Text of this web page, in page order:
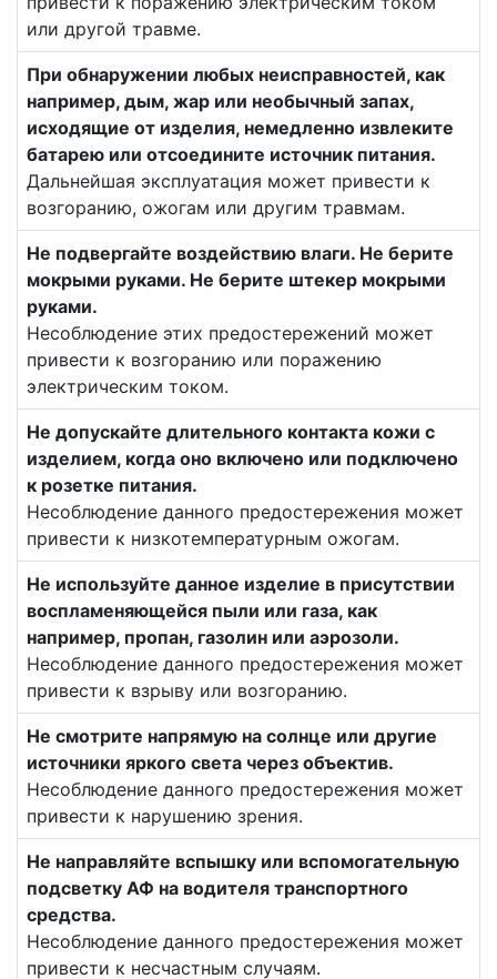
или другой травме.
При обнаружении любых неисправностей, как
например, дым, жар или необычный запах,
исходящие от изделия, немедленно извлеките
батарею или отсоедините источник питания.
Дальнейшая эксплуатация может привести к
возгоранию, ожогам или другим травмам.
Не подвергайте воздействию влаги. Не берите
мокрыми руками. Не берите штекер мокрыми
руками.
Несоблюдение этих предостережений может
привести к возгоранию или поражению
электрическим током.
Не допускайте длительного контакта кожи с
изделием, когда оно включено или подключено
к розетке питания.
Несоблюдение данного предостережения может
привести к низкотемпературным ожогам.
Не используйте данное изделие в присутствии
воспламеняющейся пыли или газа, как
например, пропан, газолин или аэрозоли.
Несоблюдение данного предостережения может
привести к взрыву или возгоранию.
Не смотрите напрямую на солнце или другие
источники яркого света через объектив.
Несоблюдение данного предостережения может
привести к нарушению зрения.
Не направляйте вспышку или вспомогательную
подсветку АФ на водителя транспортного
средства.
Несоблюдение данного предостережения может
привести к несчастным случаям.